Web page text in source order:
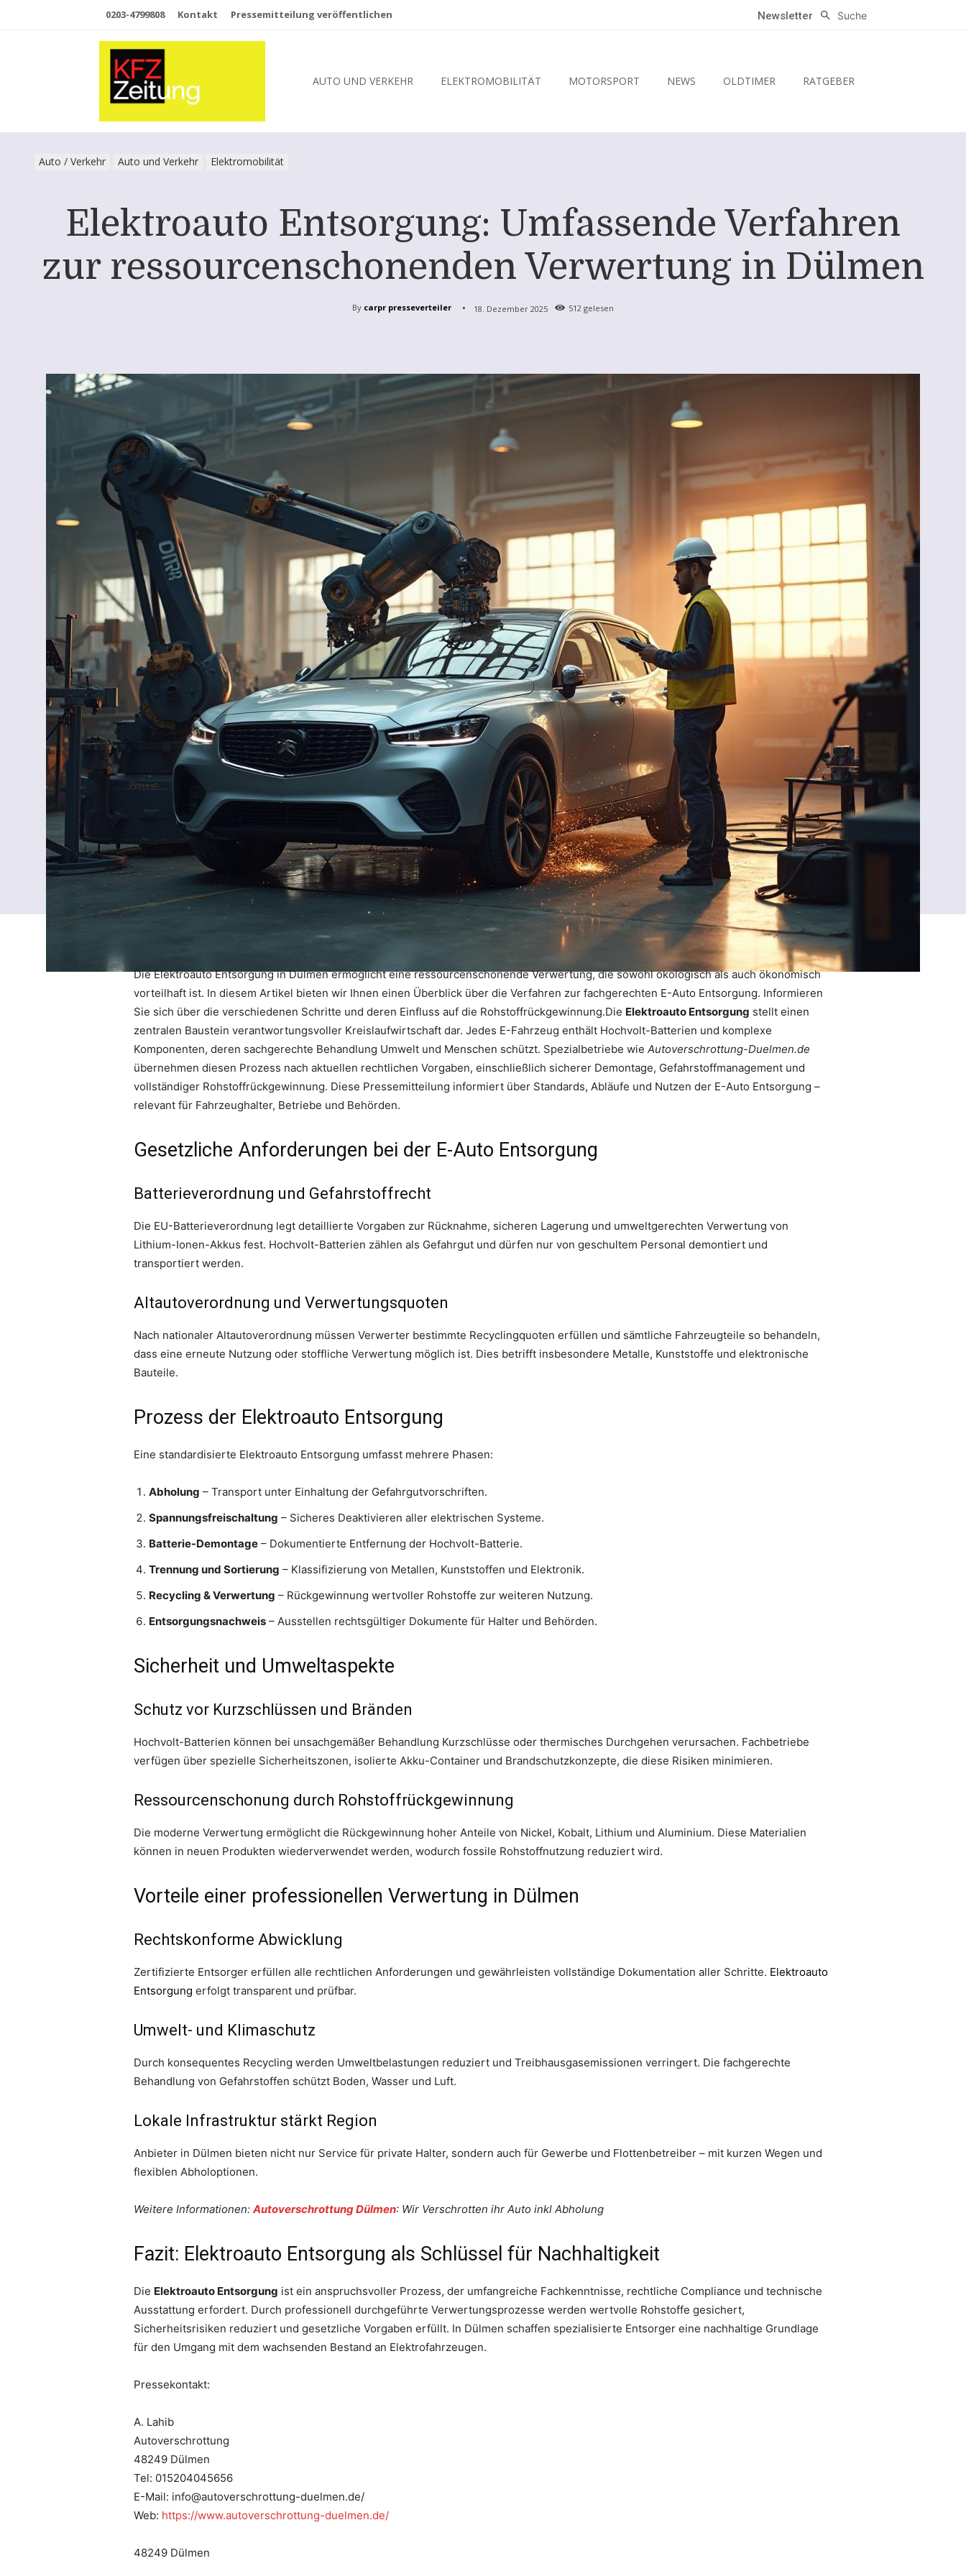
0203-4799808 Kontakt Pressemitteilung veröffentlichen Newsletter Suche
AUTO UND VERKEHR ELEKTROMOBILITÄT MOTORSPORT NEWS OLDTIMER RATGEBER
Auto / Verkehr Auto und Verkehr Elektromobilität
Elektroauto Entsorgung: Umfassende Verfahren
zur ressourcenschonenden Verwertung in Dülmen
By carpr presseverteiler 18. Dezember 2025 512 gelesen
Die Elektroauto Entsorgung in Dülmen ermöglicht eine ressourcenschonende Verwertung, die sowohl ökologisch als auch ökonomisch
vorteilhaft ist. In diesem Artikel bieten wir Ihnen einen Überblick über die Verfahren zur fachgerechten E-Auto Entsorgung. Informieren
Sie sich über die verschiedenen Schritte und deren Einfluss auf die Rohstoffrückgewinnung.Die Elektroauto Entsorgung stellt einen
zentralen Baustein verantwortungsvoller Kreislaufwirtschaft dar. Jedes E-Fahrzeug enthält Hochvolt-Batterien und komplexe
Komponenten, deren sachgerechte Behandlung Umwelt und Menschen schützt. Spezialbetriebe wie Autoverschrottung-Duelmen.de
übernehmen diesen Prozess nach aktuellen rechtlichen Vorgaben, einschließlich sicherer Demontage, Gefahrstoffmanagement und
vollständiger Rohstoffrückgewinnung. Diese Pressemitteilung informiert über Standards, Abläufe und Nutzen der E-Auto Entsorgung –
relevant für Fahrzeughalter, Betriebe und Behörden.
Gesetzliche Anforderungen bei der E-Auto Entsorgung
Batterieverordnung und Gefahrstoffrecht
Die EU-Batterieverordnung legt detaillierte Vorgaben zur Rücknahme, sicheren Lagerung und umweltgerechten Verwertung von
Lithium-Ionen-Akkus fest. Hochvolt-Batterien zählen als Gefahrgut und dürfen nur von geschultem Personal demontiert und
transportiert werden.
Altautoverordnung und Verwertungsquoten
Nach nationaler Altautoverordnung müssen Verwerter bestimmte Recyclingquoten erfüllen und sämtliche Fahrzeugteile so behandeln,
dass eine erneute Nutzung oder stoffliche Verwertung möglich ist. Dies betrifft insbesondere Metalle, Kunststoffe und elektronische
Bauteile.
Prozess der Elektroauto Entsorgung
Eine standardisierte Elektroauto Entsorgung umfasst mehrere Phasen:
Abholung – Transport unter Einhaltung der Gefahrgutvorschriften.
Spannungsfreischaltung – Sicheres Deaktivieren aller elektrischen Systeme.
Batterie-Demontage – Dokumentierte Entfernung der Hochvolt-Batterie.
Trennung und Sortierung – Klassifizierung von Metallen, Kunststoffen und Elektronik.
Recycling & Verwertung – Rückgewinnung wertvoller Rohstoffe zur weiteren Nutzung.
Entsorgungsnachweis – Ausstellen rechtsgültiger Dokumente für Halter und Behörden.
Sicherheit und Umweltaspekte
Schutz vor Kurzschlüssen und Bränden
Hochvolt-Batterien können bei unsachgemäßer Behandlung Kurzschlüsse oder thermisches Durchgehen verursachen. Fachbetriebe
verfügen über spezielle Sicherheitszonen, isolierte Akku-Container und Brandschutzkonzepte, die diese Risiken minimieren.
Ressourcenschonung durch Rohstoffrückgewinnung
Die moderne Verwertung ermöglicht die Rückgewinnung hoher Anteile von Nickel, Kobalt, Lithium und Aluminium. Diese Materialien
können in neuen Produkten wiederverwendet werden, wodurch fossile Rohstoffnutzung reduziert wird.
Vorteile einer professionellen Verwertung in Dülmen
Rechtskonforme Abwicklung
Zertifizierte Entsorger erfüllen alle rechtlichen Anforderungen und gewährleisten vollständige Dokumentation aller Schritte. Elektroauto
Entsorgung erfolgt transparent und prüfbar.
Umwelt- und Klimaschutz
Durch konsequentes Recycling werden Umweltbelastungen reduziert und Treibhausgasemissionen verringert. Die fachgerechte
Behandlung von Gefahrstoffen schützt Boden, Wasser und Luft.
Lokale Infrastruktur stärkt Region
Anbieter in Dülmen bieten nicht nur Service für private Halter, sondern auch für Gewerbe und Flottenbetreiber – mit kurzen Wegen und
flexiblen Abholoptionen.
Weitere Informationen: Autoverschrottung Dülmen: Wir Verschrotten ihr Auto inkl Abholung
Fazit: Elektroauto Entsorgung als Schlüssel für Nachhaltigkeit
Die Elektroauto Entsorgung ist ein anspruchsvoller Prozess, der umfangreiche Fachkenntnisse, rechtliche Compliance und technische
Ausstattung erfordert. Durch professionell durchgeführte Verwertungsprozesse werden wertvolle Rohstoffe gesichert,
Sicherheitsrisiken reduziert und gesetzliche Vorgaben erfüllt. In Dülmen schaffen spezialisierte Entsorger eine nachhaltige Grundlage
für den Umgang mit dem wachsenden Bestand an Elektrofahrzeugen.
Pressekontakt:
A. Lahib
Autoverschrottung
48249 Dülmen
Tel: 015204045656
E-Mail: info@autoverschrottung-duelmen.de/
Web: https://www.autoverschrottung-duelmen.de/
48249 Dülmen